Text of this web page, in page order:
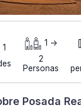
1
1 ->
2
Personas
Posada